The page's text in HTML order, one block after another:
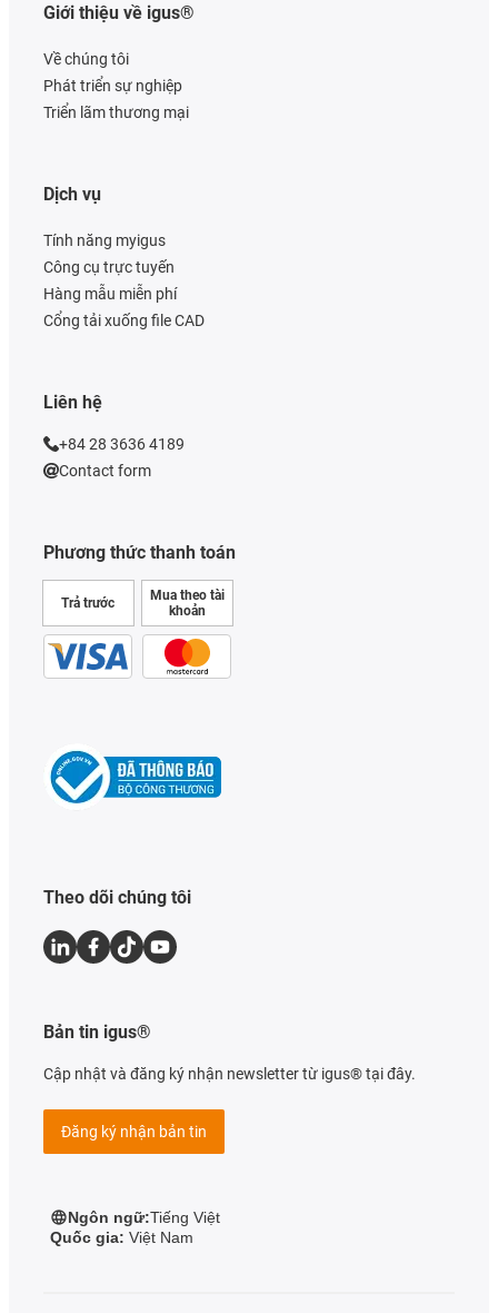
Giới thiệu về igus®
Về chúng tôi
Phát triển sự nghiệp
Triển lãm thương mại
Phương thức thanh toán
Trả trước
Mua theo tài
khoản
Dịch vụ
Tính năng myigus
Công cụ trực tuyến
Hàng mẫu miễn phí
Cổng tải xuống file CAD
Liên hệ
+84 28 3636 4189
Contact form
Theo dõi chúng tôi
Bản tin igus®
Cập nhật và đăng ký nhận newsletter từ igus® tại đây.
Đăng ký nhận bản tin
Ngôn ngữ:Tiếng Việt
Quốc gia: Việt Nam